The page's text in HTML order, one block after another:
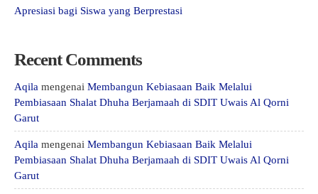
Apresiasi bagi Siswa yang Berprestasi
Recent Comments
Aqila mengenai Membangun Kebiasaan Baik Melalui
Pembiasaan Shalat Dhuha Berjamaah di SDIT Uwais Al Qorni
Garut
Aqila mengenai Membangun Kebiasaan Baik Melalui
Pembiasaan Shalat Dhuha Berjamaah di SDIT Uwais Al Qorni
Garut